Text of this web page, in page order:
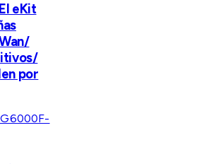
eKit
por